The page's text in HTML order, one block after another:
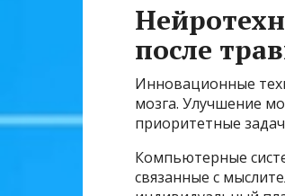
после
Инновационные
мозга. Улучшение
приоритетные
Компьютерные
связанные с